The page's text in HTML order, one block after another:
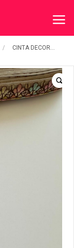
/ CINTA DECORATIVA